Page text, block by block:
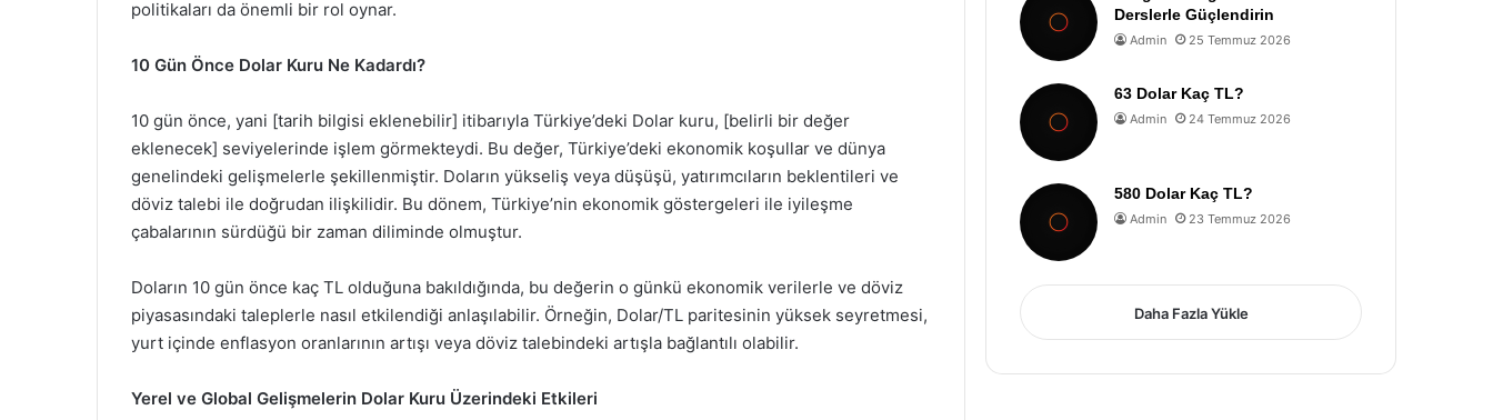
politikaları da önemli bir rol oynar.
10 Gün Önce Dolar Kuru Ne Kadardı?
10 gün önce, yani [tarih bilgisi eklenebilir] itibarıyla Türkiye’deki Dolar kuru, [belirli bir değer
eklenecek] seviyelerinde işlem görmekteydi. Bu değer, Türkiye’deki ekonomik koşullar ve dünya
genelindeki gelişmelerle şekillenmiştir. Doların yükseliş veya düşüşü, yatırımcıların beklentileri ve
döviz talebi ile doğrudan ilişkilidir. Bu dönem, Türkiye’nin ekonomik göstergeleri ile iyileşme
çabalarının sürdüğü bir zaman diliminde olmuştur.
Doların 10 gün önce kaç TL olduğuna bakıldığında, bu değerin o günkü ekonomik verilerle ve döviz
piyasasındaki taleplerle nasıl etkilendiği anlaşılabilir. Örneğin, Dolar/TL paritesinin yüksek seyretmesi,
yurt içinde enflasyon oranlarının artışı veya döviz talebindeki artışla bağlantılı olabilir.
Yerel ve Global Gelişmelerin Dolar Kuru Üzerindeki Etkileri
Derslerle Güçlendirin
Admin 25 Temmuz 2026
63 Dolar Kaç TL?
Admin 24 Temmuz 2026
580 Dolar Kaç TL?
Admin 23 Temmuz 2026
Daha Fazla Yükle